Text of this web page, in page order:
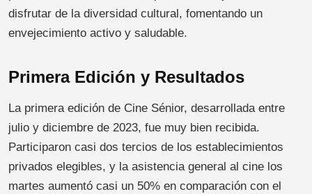
disfrutar de la diversidad cultural, fomentando un
envejecimiento activo y saludable.
Primera Edición y Resultados
La primera edición de Cine Sénior, desarrollada entre
julio y diciembre de 2023, fue muy bien recibida.
Participaron casi dos tercios de los establecimientos
privados elegibles, y la asistencia general al cine los
martes aumentó casi un 50% en comparación con el